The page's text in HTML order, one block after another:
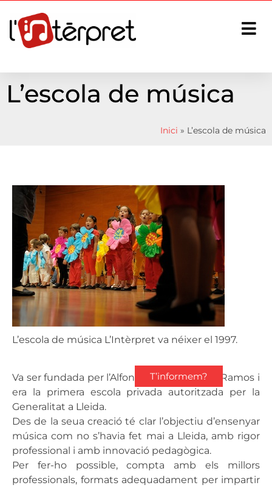
T’informem?
L’escola de música
Inici » L’escola de música
L’escola de música L’Intèrpret va néixer el 1997.
Va ser fundada per l’Alfons Pérez i la Mireia Ramos i
era la primera escola privada autoritzada per la
Generalitat a Lleida.
Des de la seua creació té clar l’objectiu d’ensenyar
música com no s’havia fet mai a Lleida, amb rigor
professional i amb innovació pedagògica.
Per fer-ho possible, compta amb els millors
professionals, formats adequadament per impartir